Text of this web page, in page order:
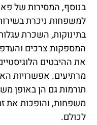
בנוסף, המסירות של
למשפחות ניכרת
בתינוקות, השכרת
המספקות צרכים
את ההיבטים
מרתיעים. אפשרויות
תורמות גם הן באופן
משפחות, והופכות את
לכולם.